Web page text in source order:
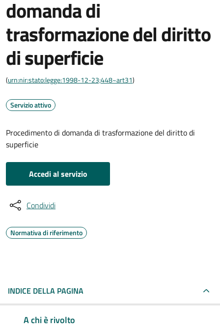
domanda di
trasformazione del diritto
di superficie
(urn:nir:stato:legge:1998-12-23;448~art31)
Servizio attivo
Procedimento di domanda di trasformazione del diritto di
superficie
Accedi al servizio
Condividi
Normativa di riferimento
INDICE DELLA PAGINA
A chi è rivolto